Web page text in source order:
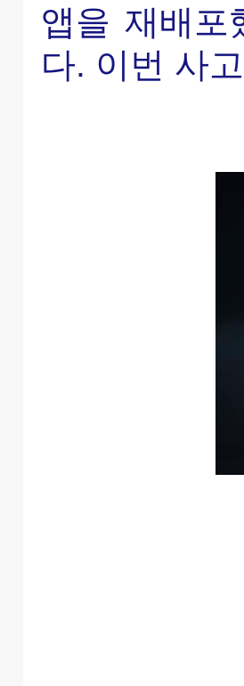
앱을 재배포
다. 이번 사